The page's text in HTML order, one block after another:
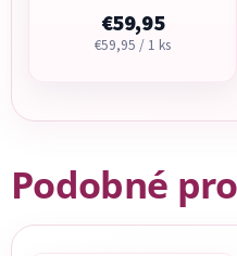
€59,95
Jednotková
€59,95 / 1 ks
Podobné